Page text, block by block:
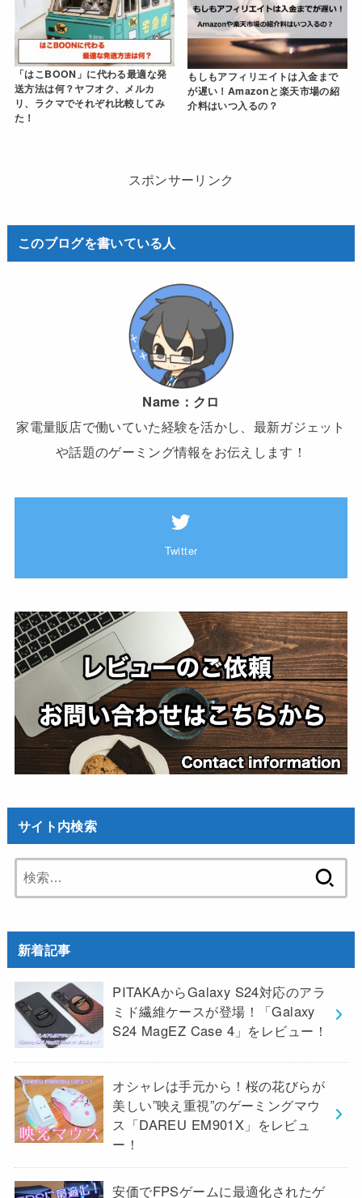
「はこBOON」に代わる最適な発
送方法は何？ヤフオク、メルカ
リ、ラクマでそれぞれ比較してみ
た！
もしもアフィリエイトは入金まで
が遅い！Amazonと楽天市場の紹
介料はいつ入るの？
スポンサーリンク
このブログを書いている人
Name： クロ
家電量販店で働いていた経験を活かし、最新ガジェット
や話題のゲーミング情報をお伝えします！
Twitter
サイト内検索
索:
新着記事
PITAKAからGalaxy S24対応のアラ
ミド繊維ケースが登場！「Galaxy
S24 MagEZ Case 4」をレビュー！
オシャレは手元から！桜の花びらが
美しい”映え重視”のゲーミングマウ
ス「DAREU EM901X」をレビュ
ー！
安価でFPSゲームに最適化されたゲ